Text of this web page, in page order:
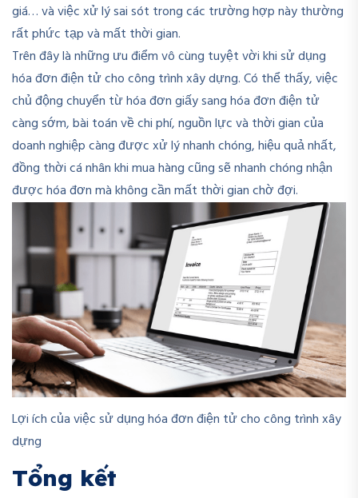
giá… và việc xử lý sai sót trong các trường hợp này thường
rất phức tạp và mất thời gian.
Trên đây là những ưu điểm vô cùng tuyệt vời khi sử dụng
hóa đơn điện tử cho công trình xây dựng. Có thể thấy, việc
chủ động chuyển từ hóa đơn giấy sang hóa đơn điện tử
càng sớm, bài toán về chi phí, nguồn lực và thời gian của
doanh nghiệp càng được xử lý nhanh chóng, hiệu quả nhất,
đồng thời cá nhân khi mua hàng cũng sẽ nhanh chóng nhận
được hóa đơn mà không cần mất thời gian chờ đợi.
Lợi ích của việc sử dụng hóa đơn điện tử cho công trình xây
dựng
Tổng kết